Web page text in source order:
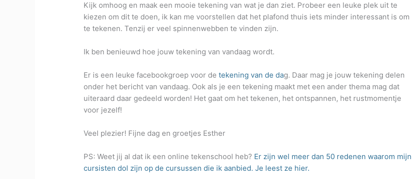
Kijk omhoog en maak een mooie tekening van wat je dan ziet. Probeer een leuke plek uit te
kiezen om dit te doen, ik kan me voorstellen dat het plafond thuis iets minder interessant is om
te tekenen. Tenzij er veel spinnenwebben te vinden zijn.
Ik ben benieuwd hoe jouw tekening van vandaag wordt.
Er is een leuke facebookgroep voor detekening van de dag. Daar mag je jouw tekening delen
onder het bericht van vandaag. Ook als je een tekening maakt met een ander thema mag dat
uiteraard daar gedeeld worden! Het gaat om het tekenen, het ontspannen, het rustmomentje
voor jezelf!
Veel plezier! Fijne dag en groetjes Esther
PS: Weet jij al dat ik een online tekenschool heb? Er zijn wel meer dan 50 redenen waarom mijn
cursisten dol zijn op de cursussen die ik aanbied. Je leest ze hier.